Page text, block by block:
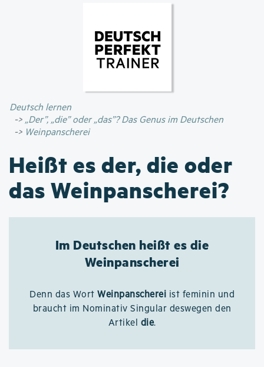
Inhalt
Deutsch lernen
„Der”, „die” oder „das”? Das Genus im Deutschen
Weinpanscherei
Heißt es der, die oder
das Weinpanscherei?
Im Deutschen heißt es die
Weinpanscherei
Denn das Wort Weinpanscherei ist feminin und
braucht im Nominativ Singular deswegen den
Artikel die.